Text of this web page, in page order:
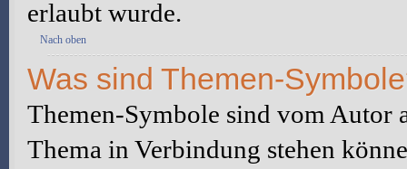
erlaubt wurde.
Nach oben
Was sind Themen-
Themen-Symbole sind vom Autor
Thema in Verbindung stehen